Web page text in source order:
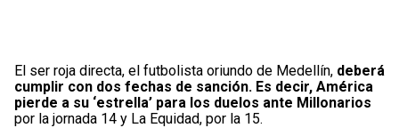
El ser roja directa, el futbolista oriundo de Medellín, deberá
cumplir con dos fechas de sanción. Es decir, América
pierde a su ‘estrella’ para los duelos ante Millonarios
por la jornada 14 y La Equidad, por la 15.